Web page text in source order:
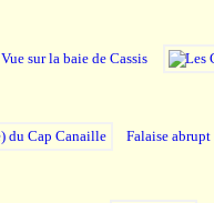
Vue sur la baie de Cassis
Falaise